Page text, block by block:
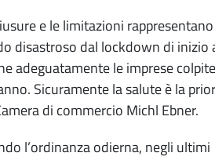
e le limitazioni
disastroso dal lockdown di inizio
adeguatamente le imprese
Sicuramente la salute è la
di commercio Michl Ebner.
l’ordinanza odierna, negli